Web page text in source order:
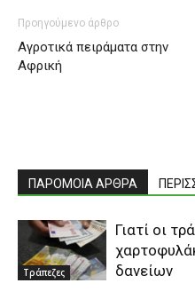
Προηγούμενο άρθρο
Αγροτικά πειράματα στην
Αφρική
ΠΑΡΟΜΟΙΑ ΑΡΘΡΑ
Τράπεζες
Γιατί οι
δανείων